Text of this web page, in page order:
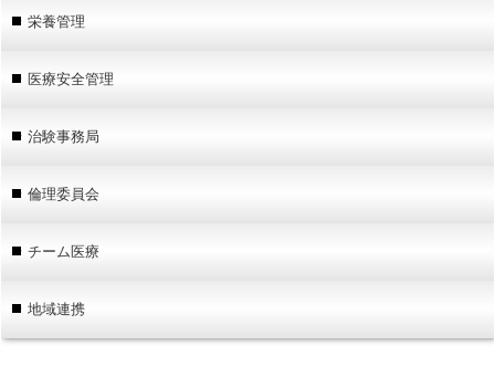
栄養管理
医療安全管理
治験事務局
倫理委員会
チーム医療
地域連携